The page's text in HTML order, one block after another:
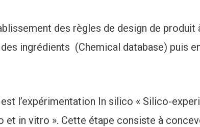
des règles de design de
ingrédients (Chemical database) puis
l’expérimentation In silico « Silico-
et in vitro ». Cette étape consiste à